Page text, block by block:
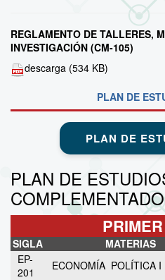
REGLAMENTO DE TALLERES,
INVESTIGACIÓN (CM-105)
descarga (534 KB)
PLAN DE
PLAN DE
PLAN DE
COMPLEMENTADO
SIGLA MATERIAS
EP-
201
ECONOMÍA POLÍTICA I